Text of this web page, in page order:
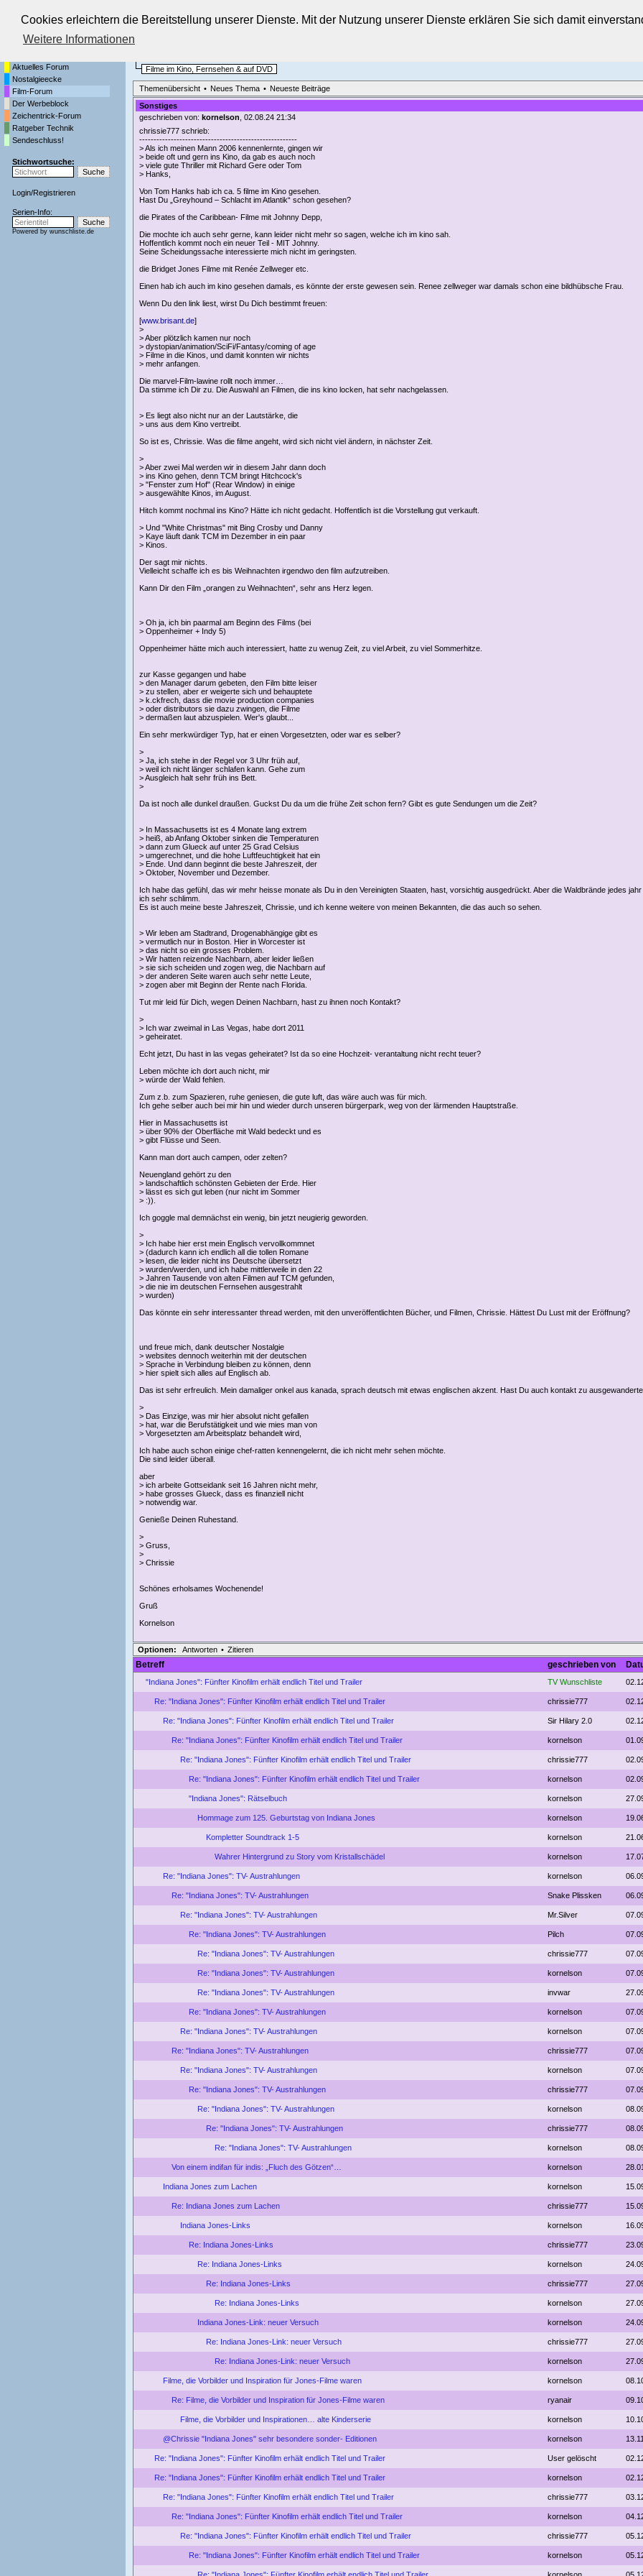
Cookies erleichtern die Bereitstellung unserer Dienste. Mit der Nutzung unserer Dienste erklären Sie sich damit
Weitere Informationen
Die Fernseh-Diskussionsforen von
Aktuelles Forum
Nostalgieecke
Film-Forum
Der Werbeblock
Zeichentrick-Forum
Ratgeber Technik
Sendeschluss!
Stichwortsuche:
Login/Registrieren
Serien-Info:
Powered by wunschliste.de
Filme im Kino, Fernsehen & auf DVD
Themenübersicht • Neues Thema • Neueste Beiträge
Sonstiges
geschrieben von: kornelson, 02.08.24 21:34
chrissie777 schrieb:
-------------------------------------------------------
> Als ich meinen Mann 2006 kennenlernte, gingen wir
> beide oft und gern ins Kino, da gab es auch noch
> viele gute Thriller mit Richard Gere oder Tom
> Hanks,
Von Tom Hanks hab ich ca. 5 filme im Kino gesehen.
Hast Du „Greyhound – Schlacht im Atlantik“ schon gesehen?
die Pirates of the Caribbean- Filme mit Johnny Depp,
Die mochte ich auch sehr gerne, kann leider nicht mehr so sagen, welche ich im kino sah.
Hoffentlich kommt noch ein neuer Teil - MIT Johnny.
Seine Scheidungssache interessierte mich nicht im geringsten.
die Bridget Jones Filme mit Renée Zellweger etc.
Einen hab ich auch im kino gesehen damals, es könnte der erste gewesen sein. Renee zellweger war damals schon eine bildhübsche Frau.
Wenn Du den link liest, wirst Du Dich bestimmt freuen:
[www.brisant.de]
>
> Aber plötzlich kamen nur noch
> dystopian/animation/SciFi/Fantasy/coming of age
> Filme in die Kinos, und damit konnten wir nichts
> mehr anfangen.
Die marvel-Film-lawine rollt noch immer…
Da stimme ich Dir zu. Die Auswahl an Filmen, die ins kino locken, hat sehr nachgelassen.
> Es liegt also nicht nur an der Lautstärke, die
> uns aus dem Kino vertreibt.
So ist es, Chrissie. Was die filme angeht, wird sich nicht viel ändern, in nächster Zeit.
>
> Aber zwei Mal werden wir in diesem Jahr dann doch
> ins Kino gehen, denn TCM bringt Hitchcock's
> "Fenster zum Hof" (Rear Window) in einige
> ausgewählte Kinos, im August.
Hitch kommt nochmal ins Kino? Hätte ich nicht gedacht. Hoffentlich ist die Vorstellung gut verkauft.
> Und "White Christmas" mit Bing Crosby und Danny
> Kaye läuft dank TCM im Dezember in ein paar
> Kinos.
Der sagt mir nichts.
Vielleicht schaffe ich es bis Weihnachten irgendwo den film aufzutreiben.
Kann Dir den Film „orangen zu Weihnachten“, sehr ans Herz legen.
> Oh ja, ich bin paarmal am Beginn des Films (bei
> Oppenheimer + Indy 5)
Oppenheimer hätte mich auch interessiert, hatte zu wenug Zeit, zu viel Arbeit, zu viel Sommerhitze.
zur Kasse gegangen und habe
> den Manager darum gebeten, den Film bitte leiser
> zu stellen, aber er weigerte sich und behauptete
> k.ckfrech, dass die movie production companies
> oder distributors sie dazu zwingen, die Filme
> dermaßen laut abzuspielen. Wer's glaubt...
Ein sehr merkwürdiger Typ, hat er einen Vorgesetzten, oder war es selber?
>
> Ja, ich stehe in der Regel vor 3 Uhr früh auf,
> weil ich nicht länger schlafen kann. Gehe zum
> Ausgleich halt sehr früh ins Bett.
>
Da ist noch alle dunkel draußen. Guckst Du da um die frühe Zeit schon fern? Gibt es gute Sendungen um die Zeit?
> In Massachusetts ist es 4 Monate lang extrem
> heiß, ab Anfang Oktober sinken die Temperaturen
> dann zum Glueck auf unter 25 Grad Celsius
> umgerechnet, und die hohe Luftfeuchtigkeit hat ein
> Ende. Und dann beginnt die beste Jahreszeit, der
> Oktober, November und Dezember.
Ich habe das gefühl, das wir mehr heisse monate als Du in den Vereinigten Staaten, hast, vorsichtig ausgedrückt. Aber die Waldbrände jedes
ich sehr schlimm.
Es ist auch meine beste Jahreszeit, Chrissie, und ich kenne weitere von meinen Bekannten, die das auch so sehen.
> Wir leben am Stadtrand, Drogenabhängige gibt es
> vermutlich nur in Boston. Hier in Worcester ist
> das nicht so ein grosses Problem.
> Wir hatten reizende Nachbarn, aber leider ließen
> sie sich scheiden und zogen weg, die Nachbarn auf
> der anderen Seite waren auch sehr nette Leute,
> zogen aber mit Beginn der Rente nach Florida.
Tut mir leid für Dich, wegen Deinen Nachbarn, hast zu ihnen noch Kontakt?
>
> Ich war zweimal in Las Vegas, habe dort 2011
> geheiratet.
Echt jetzt, Du hast in las vegas geheiratet? Ist da so eine Hochzeit- verantaltung nicht recht teuer?
Leben möchte ich dort auch nicht, mir
> würde der Wald fehlen.
Zum z.b. zum Spazieren, ruhe geniesen, die gute luft, das wäre auch was für mich.
Ich gehe selber auch bei mir hin und wieder durch unseren bürgerpark, weg von der lärmenden Hauptstraße.
Hier in Massachusetts ist
> über 90% der Oberfläche mit Wald bedeckt und es
> gibt Flüsse und Seen.
Kann man dort auch campen, oder zelten?
Neuengland gehört zu den
> landschaftlich schönsten Gebieten der Erde. Hier
> lässt es sich gut leben (nur nicht im Sommer
> :)).
Ich goggle mal demnächst ein wenig, bin jetzt neugierig geworden.
>
> Ich habe hier erst mein Englisch vervollkommnet
> (dadurch kann ich endlich all die tollen Romane
> lesen, die leider nicht ins Deutsche übersetzt
> wurden/werden, und ich habe mittlerweile in den 22
> Jahren Tausende von alten Filmen auf TCM gefunden,
> die nie im deutschen Fernsehen ausgestrahlt
> wurden)
Das könnte ein sehr interessanter thread werden, mit den unveröffentlichten Bücher, und Filmen, Chrissie. Hättest Du Lust mit der Eröffnung?
und freue mich, dank deutscher Nostalgie
> websites dennoch weiterhin mit der deutschen
> Sprache in Verbindung bleiben zu können, denn
> hier spielt sich alles auf Englisch ab.
Das ist sehr erfreulich. Mein damaliger onkel aus kanada, sprach deutsch mit etwas englischen akzent. Hast Du auch kontakt zu
>
> Das Einzige, was mir hier absolut nicht gefallen
> hat, war die Berufstätigkeit und wie mies man von
> Vorgesetzten am Arbeitsplatz behandelt wird,
Ich habe auch schon einige chef-ratten kennengelernt, die ich nicht mehr sehen möchte.
Die sind leider überall.
aber
> ich arbeite Gottseidank seit 16 Jahren nicht mehr,
> habe grosses Glueck, dass es finanziell nicht
> notwendig war.
Genieße Deinen Ruhestand.
>
> Gruss,
>
> Chrissie
Schönes erholsames Wochenende!
Gruß
Kornelson
Optionen: Antworten • Zitieren
Betreff geschrieben von
"Indiana Jones": Fünfter Kinofilm erhält endlich Titel und Trailer TV Wunschliste
Re: "Indiana Jones": Fünfter Kinofilm erhält endlich Titel und Trailer chrissie777
Re: "Indiana Jones": Fünfter Kinofilm erhält endlich Titel und Trailer Sir Hilary 2.0
Re: "Indiana Jones": Fünfter Kinofilm erhält endlich Titel und Trailer kornelson
Re: "Indiana Jones": Fünfter Kinofilm erhält endlich Titel und Trailer chrissie777
Re: "Indiana Jones": Fünfter Kinofilm erhält endlich Titel und Trailer kornelson
"Indiana Jones": Rätselbuch kornelson
Hommage zum 125. Geburtstag von Indiana Jones kornelson
Kompletter Soundtrack 1-5 kornelson
Wahrer Hintergrund zu Story vom Kristallschädel kornelson
Re: "Indiana Jones": TV- Austrahlungen kornelson
Re: "Indiana Jones": TV- Austrahlungen Snake Plissken
Re: "Indiana Jones": TV- Austrahlungen Mr.Silver
Re: "Indiana Jones": TV- Austrahlungen Pilch
Re: "Indiana Jones": TV- Austrahlungen chrissie777
Re: "Indiana Jones": TV- Austrahlungen kornelson
Re: "Indiana Jones": TV- Austrahlungen invwar
Re: "Indiana Jones": TV- Austrahlungen kornelson
Re: "Indiana Jones": TV- Austrahlungen kornelson
Re: "Indiana Jones": TV- Austrahlungen chrissie777
Re: "Indiana Jones": TV- Austrahlungen kornelson
Re: "Indiana Jones": TV- Austrahlungen chrissie777
Re: "Indiana Jones": TV- Austrahlungen kornelson
Re: "Indiana Jones": TV- Austrahlungen chrissie777
Re: "Indiana Jones": TV- Austrahlungen kornelson
Von einem indifan für indis: „Fluch des Götzen“… kornelson
Indiana Jones zum Lachen kornelson
Re: Indiana Jones zum Lachen chrissie777
Indiana Jones-Links kornelson
Re: Indiana Jones-Links chrissie777
Re: Indiana Jones-Links kornelson
Re: Indiana Jones-Links chrissie777
Re: Indiana Jones-Links kornelson
Indiana Jones-Link: neuer Versuch kornelson
Re: Indiana Jones-Link: neuer Versuch chrissie777
Re: Indiana Jones-Link: neuer Versuch kornelson
Filme, die Vorbilder und Inspiration für Jones-Filme waren kornelson
Re: Filme, die Vorbilder und Inspiration für Jones-Filme waren ryanair
Filme, die Vorbilder und Inspirationen… alte Kinderserie kornelson
@Chrissie "Indiana Jones" sehr besondere sonder- Editionen kornelson
Re: "Indiana Jones": Fünfter Kinofilm erhält endlich Titel und Trailer User gelöscht
Re: "Indiana Jones": Fünfter Kinofilm erhält endlich Titel und Trailer kornelson
Re: "Indiana Jones": Fünfter Kinofilm erhält endlich Titel und Trailer chrissie777
Re: "Indiana Jones": Fünfter Kinofilm erhält endlich Titel und Trailer kornelson
Re: "Indiana Jones": Fünfter Kinofilm erhält endlich Titel und Trailer chrissie777
Re: "Indiana Jones": Fünfter Kinofilm erhält endlich Titel und Trailer kornelson